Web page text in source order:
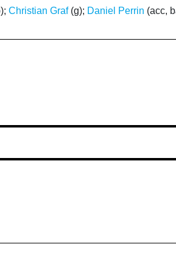
Christian Graf(g); Daniel Perrin (acc,